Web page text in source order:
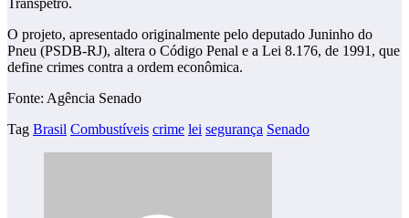
Transpetro.
O projeto, apresentado originalmente pelo deputado Juninho do
Pneu (PSDB-RJ), altera o Código Penal e a Lei 8.176, de 1991, que
define crimes contra a ordem econômica.
Fonte: Agência Senado
Tag Brasil Combustíveis crime lei segurança Senado